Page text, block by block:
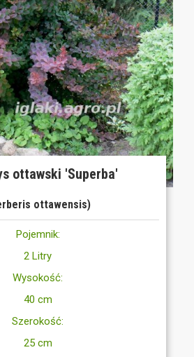
ottawski 'Superba'
ottawensis)
Pojemnik:
2 Litry
Wysokość:
40 cm
Szerokość:
25 cm